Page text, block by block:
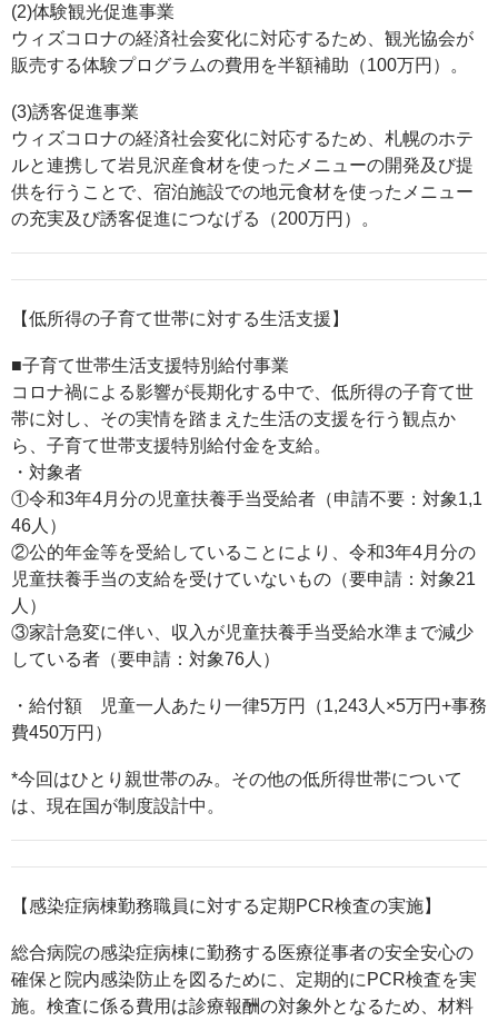
(2)体験観光促進事業
ウィズコロナの経済社会変化に対応するため、観光協会が
販売する体験プログラムの費用を半額補助（100万円）。
(3)誘客促進事業
ウィズコロナの経済社会変化に対応するため、札幌のホテ
ルと連携して岩見沢産食材を使ったメニューの開発及び提
供を行うことで、宿泊施設での地元食材を使ったメニュー
の充実及び誘客促進につなげる（200万円）。
【低所得の子育て世帯に対する生活支援】
■子育て世帯生活支援特別給付事業
コロナ禍による影響が長期化する中で、低所得の子育て世
帯に対し、その実情を踏まえた生活の支援を行う観点か
ら、子育て世帯支援特別給付金を支給。
・対象者
①令和3年4月分の児童扶養手当受給者（申請不要：対象1,1
46人）
②公的年金等を受給していることにより、令和3年4月分の
児童扶養手当の支給を受けていないもの（要申請：対象21
人）
③家計急変に伴い、収入が児童扶養手当受給水準まで減少
している者（要申請：対象76人）
・給付額 児童一人あたり一律5万円（1,243人×5万円+事務
費450万円）
*今回はひとり親世帯のみ。その他の低所得世帯について
は、現在国が制度設計中。
【感染症病棟勤務職員に対する定期PCR検査の実施】
総合病院の感染症病棟に勤務する医療従事者の安全安心の
確保と院内感染防止を図るために、定期的にPCR検査を実
施。検査に係る費用は診療報酬の対象外となるため、材料